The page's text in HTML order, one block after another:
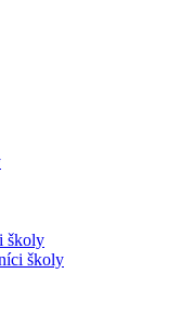
školy
školy